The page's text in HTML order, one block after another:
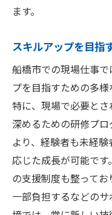
ます。
スキルアップを目指
船橋市での現場仕事
プを目指すための多様
特に、現場で必要と
深めるための研修プ
より、経験者も未経
応じた成長が可能で
の支援制度も整って
一部負担するなどの